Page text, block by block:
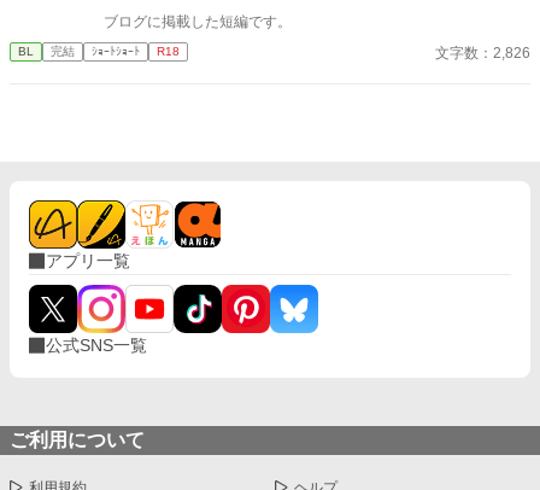
ブログに掲載した短編です。
BL 完結 ｼｮｰﾄｼｮｰﾄ R18 文字数：2,826
アプリ一覧
公式SNS一覧
ご利用について